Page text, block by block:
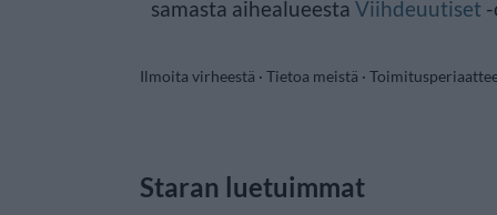
samasta aihealueesta Viihdeuutiset
Ilmoita virheestä · Tietoa meistä ·
Staran luetuimmat